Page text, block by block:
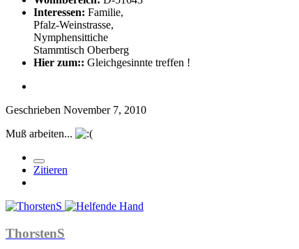
Interessen: Familie,
Pfalz-Weinstrasse,
Nymphensittiche
Stammtisch Oberberg
Hier zum:: Gleichgesinnte treffen !
Geschrieben November 7, 2010
Muß arbeiten...
Zitieren
ThorstenS